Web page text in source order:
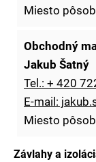
Miesto
Obchodný
Jakub Šatný
Tel.: + 420
E-mail:
Miesto
Závlahy a